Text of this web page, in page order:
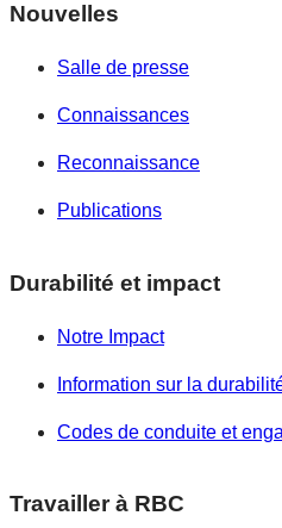
Nouvelles
Salle de presse
Connaissances
Reconnaissance
Publications
Durabilité et impact
Notre Impact
Information sur la
Codes de conduite et
Travailler à RBC